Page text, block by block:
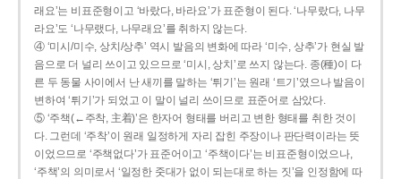
래요’는 비표준형이고 ‘바랐다, 바라요’가 표준형이 된다. ‘나무랐다, 나무
라요’도 ‘나무랬다, 나무래요’를 취하지 않는다.
④ ‘미시/미수, 상치/상추’ 역시 발음의 변화에 따라 ‘미수, 상추’가 현실 발
음으로 더 널리 쓰이고 있으므로 ‘미시, 상치’로 쓰지 않는다. 종(種)이 다
른 두 동물 사이에서 난 새끼를 말하는 ‘튀기’는 원래 ‘트기’였으나 발음이
변하여 ‘튀기’가 되었고 이 말이 널리 쓰이므로 표준어로 삼았다.
⑤ ‘주책(←주착, 主着)’은 한자어 형태를 버리고 변한 형태를 취한 것이
다. 그런데 ‘주착’이 원래 일정하게 자리 잡힌 주장이나 판단력이라는 뜻
이었으므로 ‘주책없다’가 표준어이고 ‘주책이다’는 비표준형이었으나,
‘주책’의 의미로서 ‘일정한 줏대가 없이 되는대로 하는 짓’을 인정함에 따